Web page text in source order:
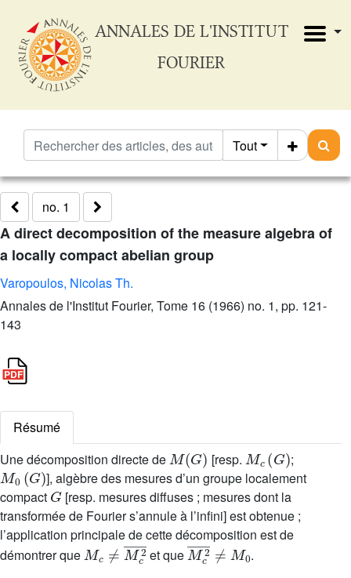
ANNALES DE L'INSTITUT
FOURIER
Tout
no. 1
A direct decomposition of the measure algebra of
a locally compact abelian group
Varopoulos, Nicolas Th.
Annales de l'Institut Fourier, Tome 16 (1966) no. 1, pp. 121-
143
Résumé
Une décomposition directe de
M(G)
[resp.
Mc(G)
;
M0(G)
], algèbre des mesures d’un groupe localement
compact
G
[resp. mesures diffuses ; mesures dont la
transformée de Fourier s’annule à l’infini] est obtenue ;
l’application principale de cette décomposition est de
démontrer que
Mc≠Mc2¯
et que
Mc2¯≠M0
.